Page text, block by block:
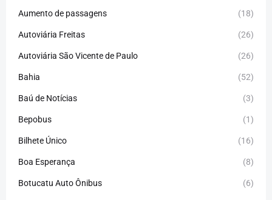
Aumento de passagens (18)
Autoviária Freitas (26)
Autoviária São Vicente de Paulo (26)
Bahia (52)
Baú de Notícias (3)
Bepobus (1)
Bilhete Único (16)
Boa Esperança (8)
Botucatu Auto Ônibus (6)